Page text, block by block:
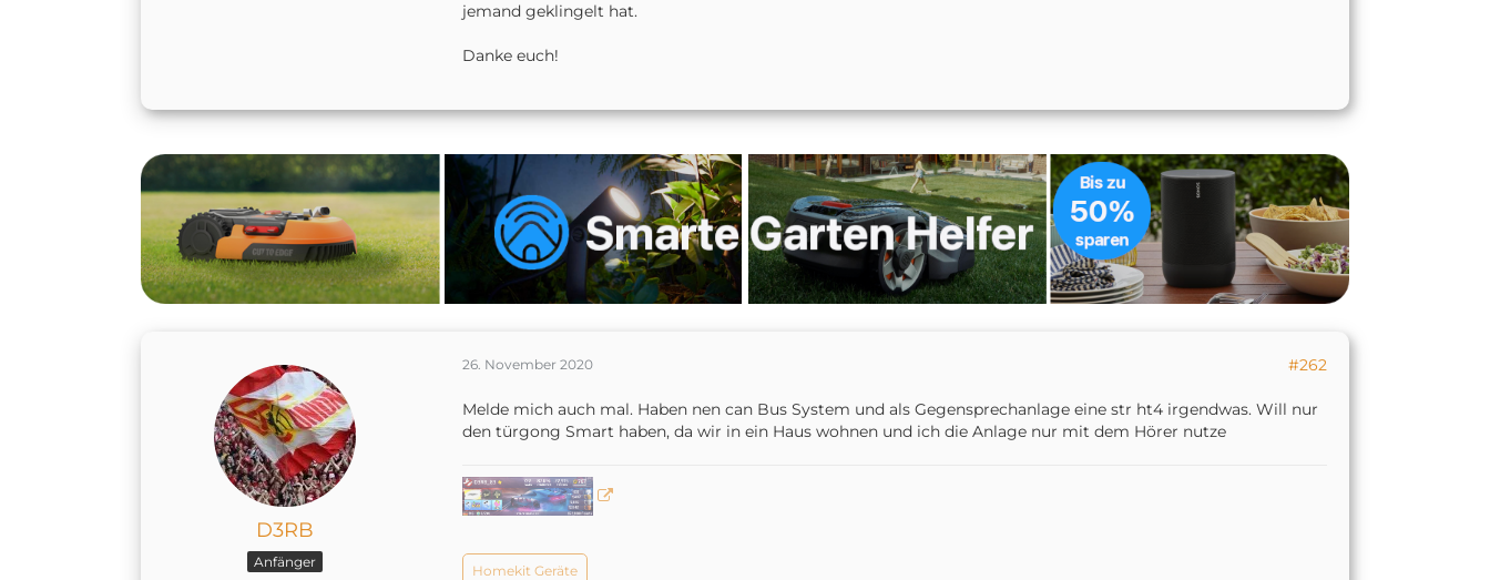
jemand geklingelt hat.
Danke euch!
D3RB
Anfänger
26. November 2020 #262
Melde mich auch mal. Haben nen can Bus System und als Gegensprechanlage eine str ht4 irgendwas. Will nur
den türgong Smart haben, da wir in ein Haus wohnen und ich die Anlage nur mit dem Hörer nutze
Homekit Geräte